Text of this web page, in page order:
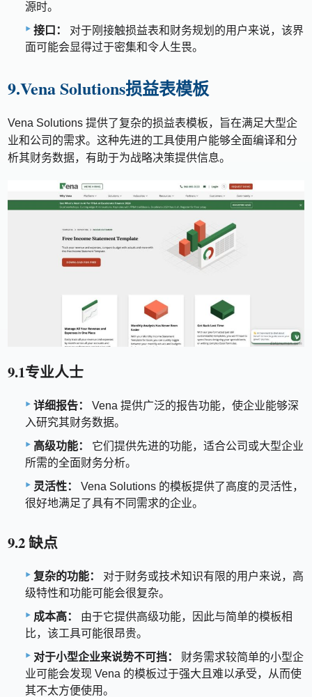
源时。
接口：
对于刚接触损益表和财务规划的用户来说，该界
面可能会显得过于密集和令人生畏。
9.Vena Solutions损益表模板
Vena Solutions 提供了复杂的损益表模板，旨在满足大型企
业和公司的需求。这种先进的工具使用户能够全面编译和分
析其财务数据，有助于为战略决策提供信息。
9.1专业人士
详细报告：
Vena 提供广泛的报告功能，使企业能够深
入研究其财务数据。
高级功能：
它们提供先进的功能，适合公司或大型企业
所需的全面财务分析。
灵活性：
Vena Solutions 的模板提供了高度的灵活性，
很好地满足了具有不同需求的企业。
9.2 缺点
复杂的功能：
对于财务或技术知识有限的用户来说，高
级特性和功能可能会很复杂。
成本高：
由于它提供高级功能，因此与简单的模板相
比，该工具可能很昂贵。
对于小型企业来说势不可挡：
财务需求较简单的小型企
业可能会发现 Vena 的模板过于强大且难以承受，从而使
其不太方便使用。